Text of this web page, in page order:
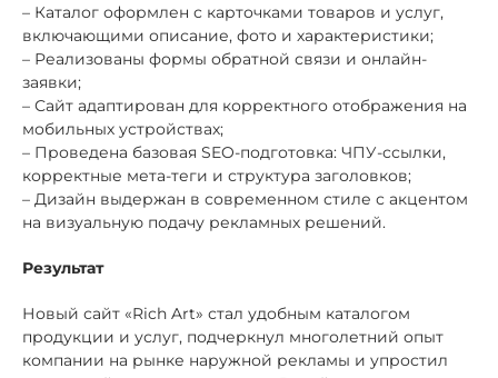
– Каталог оформлен с карточками товаров и услуг,
включающими описание, фото и характеристики;
– Реализованы формы обратной связи и онлайн-
заявки;
– Сайт адаптирован для корректного отображения на
мобильных устройствах;
– Проведена базовая SEO-подготовка: ЧПУ-ссылки,
корректные мета-теги и структура заголовков;
– Дизайн выдержан в современном стиле с акцентом
на визуальную подачу рекламных решений.
Результат
Новый сайт «Rich Art» стал удобным каталогом
продукции и услуг, подчеркнул многолетний опыт
компании на рынке наружной рекламы и упростил